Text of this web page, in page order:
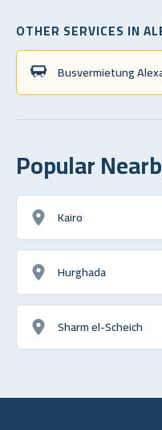
OTHER SERVICES IN
Busvermietung
Popular
Kairo
Hurghada
Sharm el-Scheich